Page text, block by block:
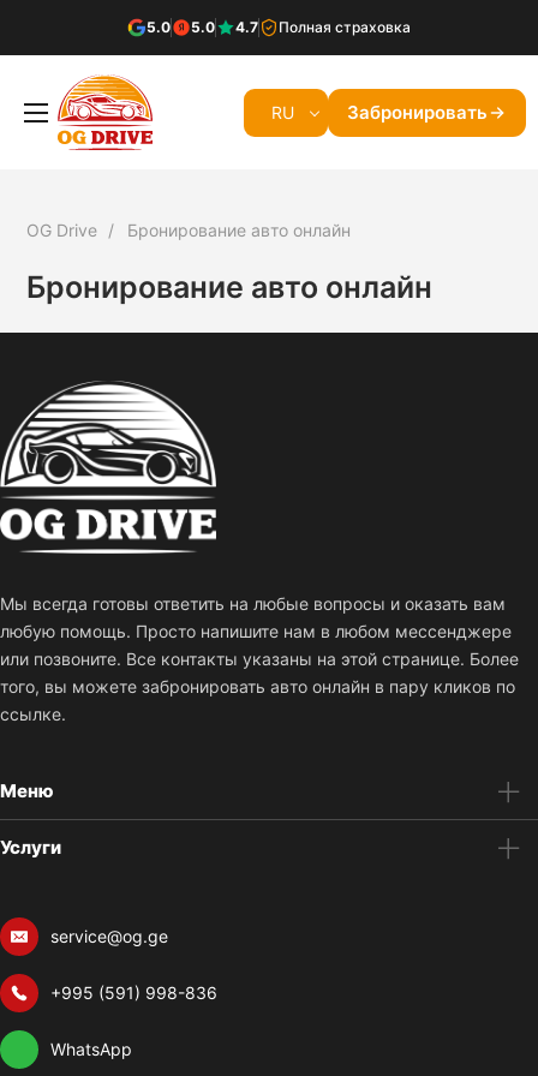
5.0 5.0 4.7 Полная страховка
RU Забронировать
OG Drive Бронирование авто онлайн
Бронирование авто онлайн
Мы всегда готовы ответить на любые вопросы и оказать вам
любую помощь. Просто напишите нам в любом мессенджере
или позвоните. Все контакты указаны на этой странице. Более
того, вы можете забронировать авто онлайн в пару кликов по
ссылке.
Меню
Услуги
service@og.ge
+995 (591) 998-836
WhatsApp